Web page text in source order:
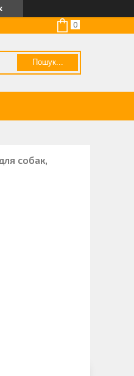
Пошук...
собак,